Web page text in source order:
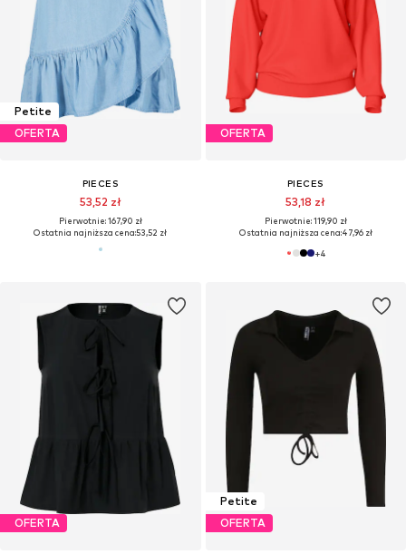
Petite
OFERTA
PIECES
53,52 zł
Pierwotnie: 167,90 zł
Ostatnia najniższa cena:53,52 zł
OFERTA
PIECES
53,18 zł
Pierwotnie: 119,90 zł
Ostatnia najniższa cena:47,96 zł
+4
OFERTA
Petite
OFERTA